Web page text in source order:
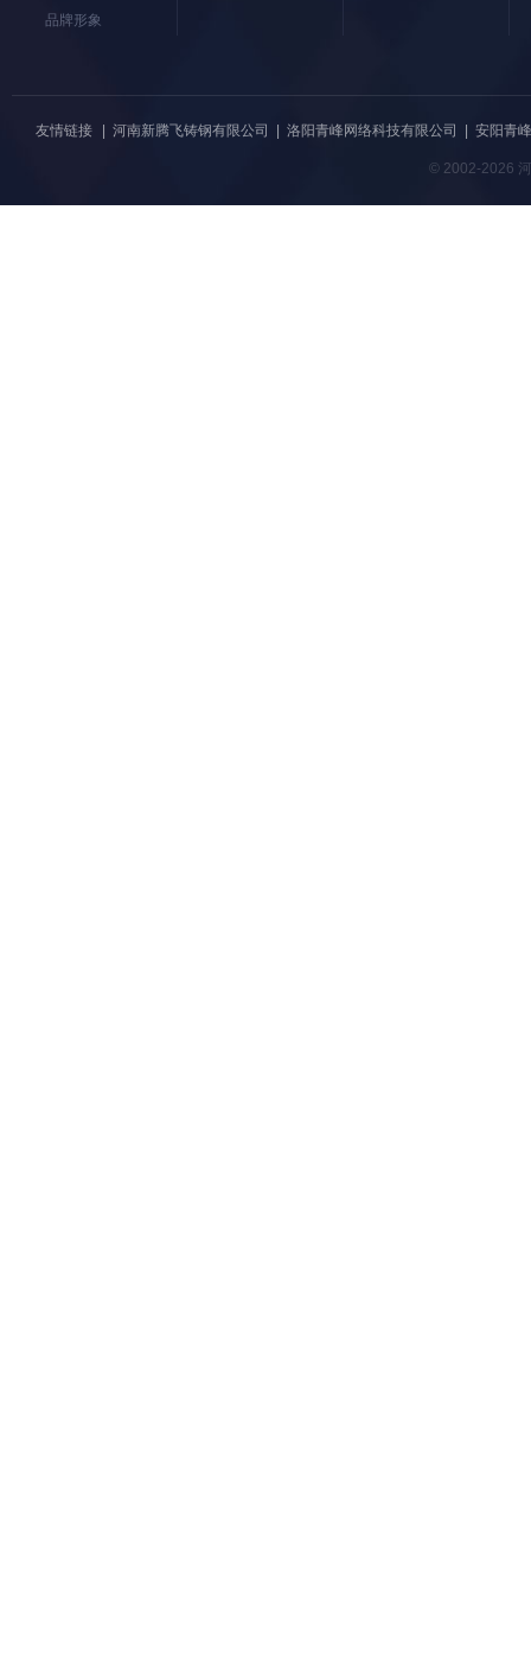
品牌形象
友情链接 | 河南新腾飞铸钢有限公司 | 洛阳青峰网络科技有限公司 | 安阳青
© 2002-2026